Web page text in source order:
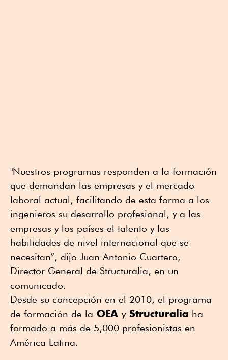
"Nuestros programas responden a la formación
que demandan las empresas y el mercado
laboral actual, facilitando de esta forma a los
ingenieros su desarrollo profesional, y a las
empresas y los países el talento y las
habilidades de nivel internacional que se
necesitan”, dijo Juan Antonio Cuartero,
Director General de Structuralia, en un
comunicado.
Desde su concepción en el 2010, el programa
de formación de la OEA yStructuralia ha
formado a más de 5,000 profesionistas en
América Latina.